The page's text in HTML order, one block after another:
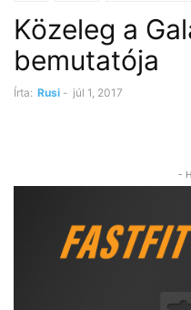
Közeleg a
bemutatója
Írta: Rusi - júl 1, 2017
-